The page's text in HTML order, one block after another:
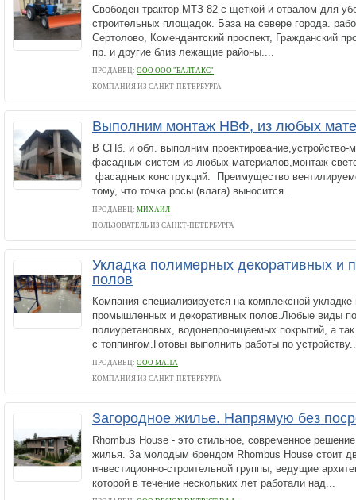
Свободен трактор МТЗ 82 с щеткой и отвалом для
строительных площадок. База на севере города.
Сертолово, Комендантский проспект, Гражданский
пр. и другие близ лежащие районы....
ПРОДАВЕЦ: ООО ООО "БАЛТАКС"
КОМПАНИЯ ИЗ САНКТ-ПЕТЕРБУРГА
Выполним монтаж НВФ, из любых
В СПб. и обл. выполним проектирование,устройство-
фасадных систем из любых материалов,монтаж
фасадных конструкций. Преимущество
тому, что точка росы (влага) выносится...
ПРОДАВЕЦ: МИХАИЛ
ПОЛЬЗОВАТЕЛЬ ИЗ САНКТ-ПЕТЕРБУРГА
Укладка полимерных декоративных и
полов
Компания специализируется на комплексной
промышленных и декоративных полов.Любые виды
полиуретановых, водонепроницаемых покрытий, а
с топпингом.Готовы выполнить работы по
ПРОДАВЕЦ: ООО МАПА
КОМПАНИЯ ИЗ САНКТ-ПЕТЕРБУРГА
Загородное жилье. Напрямую без
Rhombus House - это стильное, современное
жилья. За молодым брендом Rhombus House стоит
инвестиционно-строительной группы, ведущие
которой в течение нескольких лет работали над...